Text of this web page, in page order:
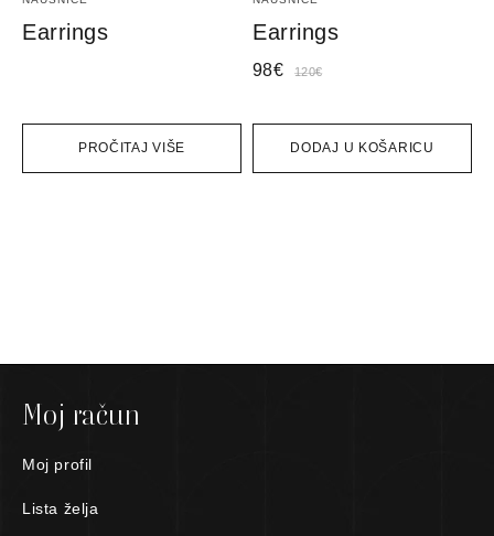
PROČITAJ VIŠE
Earrings
DODAJ U KOŠARICU
Earrings
120€
98€
Moj račun
Moj profil
Lista želja